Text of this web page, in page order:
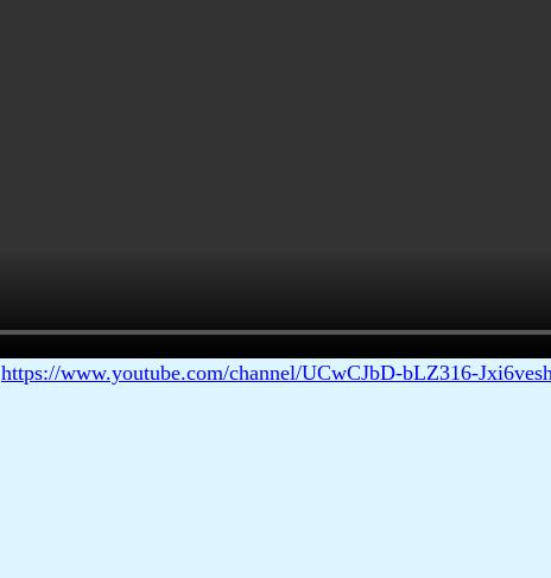
https://www.youtube.com/channel/UCwCJbD-bLZ316-